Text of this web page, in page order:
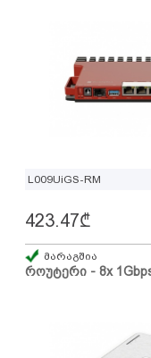
L009UiGS-RM
როუტერი - 8x
423.47₾
მარაგშია